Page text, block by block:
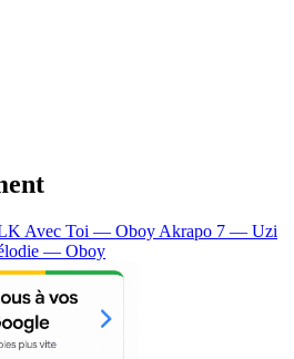
Avec Toi — Oboy Akrapo 7 — Uzi
— Oboy